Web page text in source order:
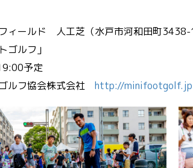
ィールド 人工芝（水戸市河和田町3438-
ゴルフ」
予定
ルフ協会株式会社 http://minifootgolf.jp